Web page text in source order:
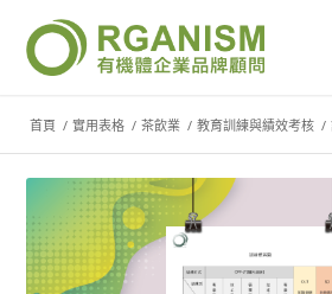
首頁 / 實用表格 / 茶飲業 / 教育訓練與績效考核 /